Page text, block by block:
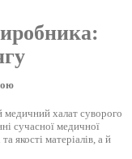
халат суворого
сучасної медичної
якості матеріалів, а й